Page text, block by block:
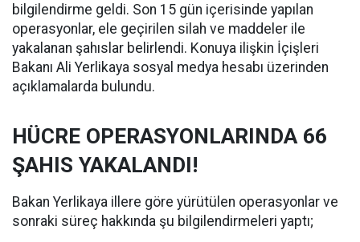
bilgilendirme geldi. Son 15 gün içerisinde yapılan
operasyonlar, ele geçirilen silah ve maddeler ile
yakalanan şahıslar belirlendi. Konuya ilişkin İçişleri
Bakanı Ali Yerlikaya sosyal medya hesabı üzerinden
açıklamalarda bulundu.
HÜCRE OPERASYONLARINDA 66
ŞAHIS YAKALANDI!
Bakan Yerlikaya illere göre yürütülen operasyonlar ve
sonraki süreç hakkında şu bilgilendirmeleri yaptı;